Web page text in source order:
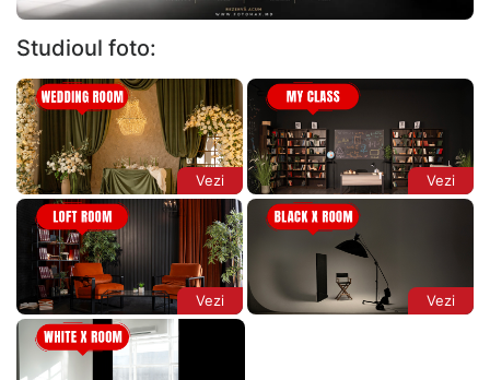
Studioul foto:
Vezi Vezi
Vezi Vezi